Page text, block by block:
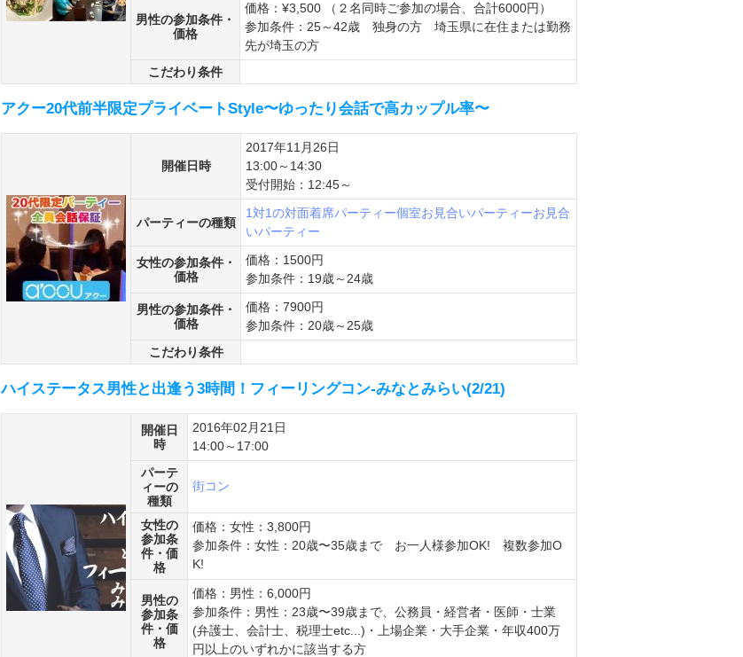
男性の参加条件・
価格
価格：¥3,500 （２名同時ご参加の場合、合計6000円）
参加条件：25～42歳 独身の方 埼玉県に在住または勤務
先が埼玉の方
こだわり条件
アクー20代前半限定プライベートStyle〜ゆったり会話で高カップル率〜
開催日時
2017年11月26日
13:00～14:30
受付開始：12:45～
パーティーの種類
1対1の対面着席パーティー個室お見合いパーティーお見合
いパーティー
女性の参加条件・
価格
価格：1500円
参加条件：19歳～24歳
男性の参加条件・
価格
価格：7900円
参加条件：20歳～25歳
こだわり条件
ハイステータス男性と出逢う3時間！フィーリングコン-みなとみらい(2/21)
開催日
時
2016年02月21日
14:00～17:00
パーテ
ィーの
種類
街コン
女性の
参加条
件・価
格
価格：女性：3,800円
参加条件：女性：20歳〜35歳まで お一人様参加OK! 複数参加O
K!
男性の
参加条
件・価
格
価格：男性：6,000円
参加条件：男性：23歳〜39歳まで、公務員・経営者・医師・士業
(弁護士、会計士、税理士etc...)・上場企業・大手企業・年収400万
円以上のいずれかに該当する方